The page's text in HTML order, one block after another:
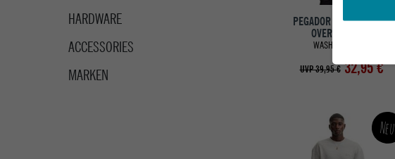
HARDWARE
ACCESSORIES
MARKEN
PEGADOR T-SHIRT PAIDE
OVERSIZED TEE
WASHED CREAM
UVP 39,95 € 32,95 €
Neu